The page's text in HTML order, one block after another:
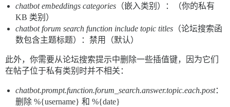
chatbot embeddings categories （嵌入类别）：（你的私有
KB 类别）
chatbot forum search function include topic titles （论坛搜索函
数包含主题标题）：禁用（默认）
此外，你需要从论坛搜索提示中删除一些插值键，因为它们
在帖子位于私有类别时并不相关：
chatbot.prompt.function.forum_search.answer.topic.each.post：
删除 %{username} 和 %{date}